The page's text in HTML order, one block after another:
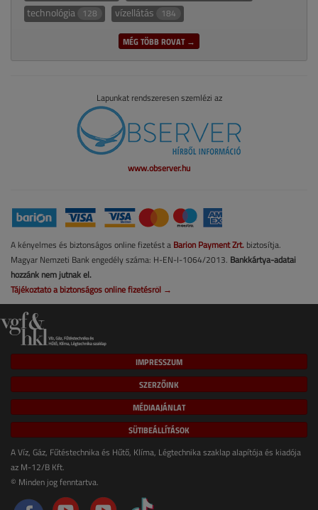
technológia 128 vízellátás 184
MÉG TÖBB ROVAT →
Lapunkat rendszeresen szemlézi az
www.observer.hu
A kényelmes és biztonságos online fizetést a Barion Payment Zrt. biztosítja.
Magyar Nemzeti Bank engedély száma: H-EN-I-1064/2013. Bankkártya-adatai
hozzánk nem jutnak el.
Tájékoztató a biztonságos online fizetésről →
IMPRESSZUM
SZERZŐINK
MÉDIAAJÁNLAT
SÜTIBEÁLLÍTÁSOK
A Víz, Gáz, Fűtéstechnika és Hűtő, Klíma, Légtechnika szaklap alapítója és kiadója
az M-12/B Kft.
© Minden jog fenntartva.